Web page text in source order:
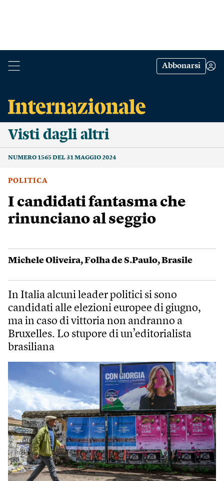
Abbonarsi
Visti dagli altri
NUMERO 1565 DEL 31 MAGGIO 2024
POLITICA
I candidati fantasma che
rinunciano al seggio
Michele Oliveira,Folha de S.Paulo,Brasile
In Italia alcuni leader politici si sono
candidati alle elezioni europee di giugno,
ma in caso di vittoria non andranno a
Bruxelles. Lo stupore di un’editorialista
brasiliana